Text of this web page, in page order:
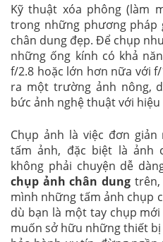
Kỹ thuật xóa phông (làm
trong những phương
chân dung đẹp. Để chụp
những ống kính có khả
f/2.8 hoặc lớn hơn nữa với
ra một trường ảnh nông,
bức ảnh nghệ thuật với
Chụp ảnh là việc đơn
tấm ảnh, đặc biệt là ảnh
không phải chuyện dễ
chụp ảnh chân dung
mình những tấm ảnh chụp
dù bạn là một tay chụp
muốn sở hữu những thiết